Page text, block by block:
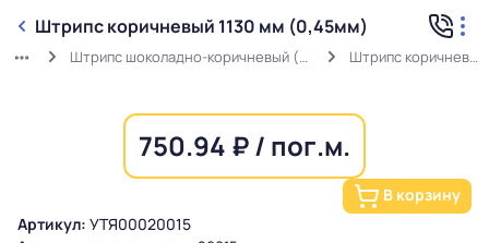
Штрипс коричневый 1130 мм (0,45мм)
Штрипс шоколадно-коричневый (0,45мм) RAL 8017 в защитной пленке Штрипс коричневый 1130 мм (0,45мм)
750.94 ₽ / пог.м.
В корзину
Артикул: УТЯ00020015